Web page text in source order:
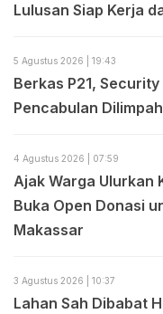
Lulusan Siap Kerja
5 Agustus 2026 | 19:43
Berkas P21,
Pencabulan
4 Agustus 2026 | 07:59
Ajak Warga Ulurkan
Buka Open Donasi
Makassar
3 Agustus 2026 | 10:37
Lahan Sah Dibabat